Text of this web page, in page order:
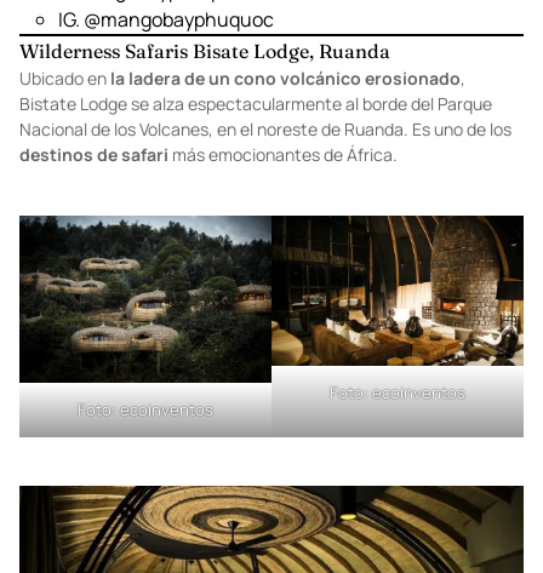
D. Mango bay, Cửa Dương, Phú Quốc, Kiên Giang
920000, Vietnam
T. +84 297 3981 693
P.mangobayphuquoc.com
IG.@mangobayphuquoc
Wilderness Safaris Bisate Lodge, Ruanda
Bistate Lodge se alza espectacularmente al borde del Parque
Nacional de los Volcanes, en el noreste de Ruanda. Es uno de los
destinos de safarimás emocionantes de África.
Foto:ecoinventos
Foto:ecoinventos